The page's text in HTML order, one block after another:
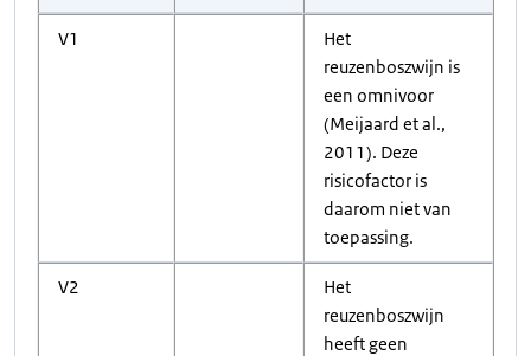
V1
Het
reuzenboszwijn is
een omnivoor
(Meijaard et al.,
2011). Deze
risicofactor is
daarom niet van
toepassing.
V2
Het
reuzenboszwijn
heeft geen